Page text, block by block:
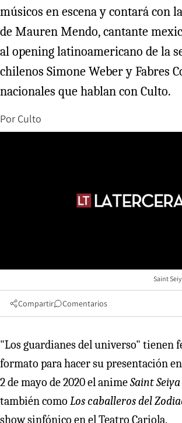
músicos en escena y contará con
de Mauren Mendo, cantante
al opening latinoamericano de la
chilenos Simone Weber y Fabres
nacionales que hablan con Culto.
Por Culto
Saint
Compartir Comentarios
"Los guardianes del universo" tienen
formato para hacer su presentación en
2 de mayo de 2020 el animeSaint Seiya
también como Los caballeros del
show sinfónico en el Teatro Cariola.